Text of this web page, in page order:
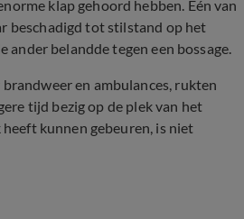
klap gehoord hebben. Eén van
beschadigd tot stilstand op het
ander belandde tegen een bossage.
en ambulances, rukten
tijd bezig op de plek van het
kunnen gebeuren, is niet